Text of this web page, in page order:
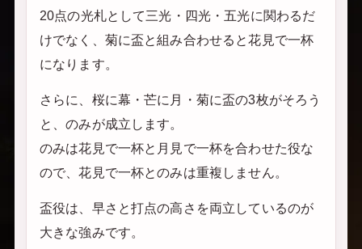
20点の光札として三光・四光・五光に関わるだ
けでなく、菊に盃と組み合わせると花見で一杯
になります。
さらに、桜に幕・芒に月・菊に盃の3枚がそろう
と、のみが成立します。
のみは花見で一杯と月見で一杯を合わせた役な
ので、花見で一杯とのみは重複しません。
盃役は、早さと打点の高さを両立しているのが
大きな強みです。